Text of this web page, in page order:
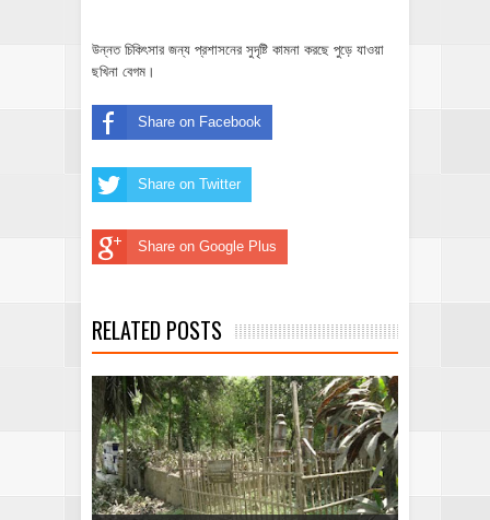
উন্নত চিকিৎসার জন্য প্রশাসনের সুদৃষ্টি কামনা করছে পুড়ে যাওয়া
ছখিনা বেগম।
Share on Facebook
Share on Twitter
Share on Google Plus
RELATED POSTS